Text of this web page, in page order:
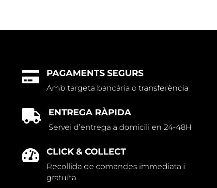
 PAGAMENTS SEGURS
Amb targeta bancària o transferència
 ENTREGA RÀPIDA
Servei d’entrega a domicili en 24-48H
 CLICK & COLLECT
Recollida de comandes immediata i
gratuïta